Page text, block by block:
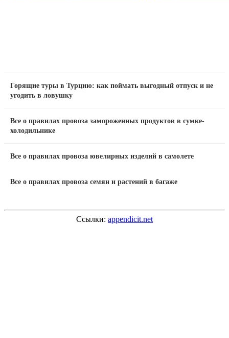
Горящие туры в Турцию: как поймать выгодный отпуск и не
угодить в ловушку
Все о правилах провоза замороженных продуктов в сумке-
холодильнике
Все о правилах провоза ювелирных изделий в самолете
Все о правилах провоза семян и растений в багаже
Ссылки: appendicit.net